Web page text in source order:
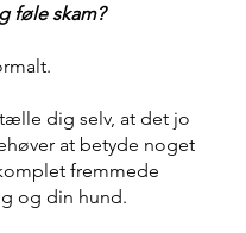
føle skam?
dig selv, at det jo
at betyde noget
fremmede
og din hund.